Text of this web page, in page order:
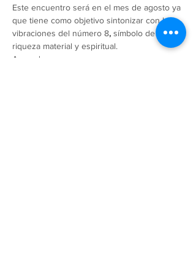
Este encuentro será en el mes de agosto ya
que tiene como objetivo sintonizar con las
vibraciones del número 8, símbolo de
riqueza material y espiritual.
Aprenderas :